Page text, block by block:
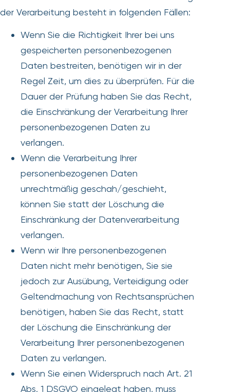
der Verarbeitung besteht in folgenden Fällen:
Wenn Sie die Richtigkeit Ihrer bei uns
gespeicherten personenbezogenen
Daten bestreiten, benötigen wir in der
Regel Zeit, um dies zu überprüfen. Für die
Dauer der Prüfung haben Sie das Recht,
die Einschränkung der Verarbeitung Ihrer
personenbezogenen Daten zu
verlangen.
Wenn die Verarbeitung Ihrer
personenbezogenen Daten
unrechtmäßig geschah/geschieht,
können Sie statt der Löschung die
Einschränkung der Datenverarbeitung
verlangen.
Wenn wir Ihre personenbezogenen
Daten nicht mehr benötigen, Sie sie
jedoch zur Ausübung, Verteidigung oder
Geltendmachung von Rechtsansprüchen
benötigen, haben Sie das Recht, statt
der Löschung die Einschränkung der
Verarbeitung Ihrer personenbezogenen
Daten zu verlangen.
Wenn Sie einen Widerspruch nach Art. 21
Abs. 1 DSGVO eingelegt haben, muss